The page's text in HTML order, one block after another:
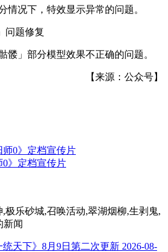
情况下，特效显示异常的问题。
问题修复
髅」部分模型效果不正确的问题。
【来源：公众号】
》定档宣传片
,极乐砂城,召唤活动,翠湖烟柳,生剥鬼,
新闻
统天下》8月9日第二次更新 2026-08-